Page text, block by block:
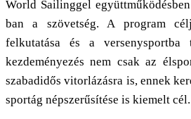
World Sailinggel
ban a szövetség. A program
felkutatása és a versenysportba
kezdeményezés nem csak az
szabadidős vitorlázásra is, ennek
sportág népszerűsítése is kiemelt cél.